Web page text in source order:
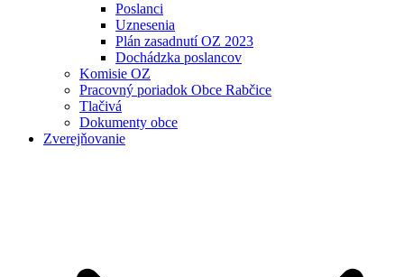
Poslanci
Uznesenia
Plán zasadnutí OZ 2023
Dochádzka poslancov
Komisie OZ
Pracovný poriadok Obce Rabčice
Tlačivá
Dokumenty obce
Zverejňovanie